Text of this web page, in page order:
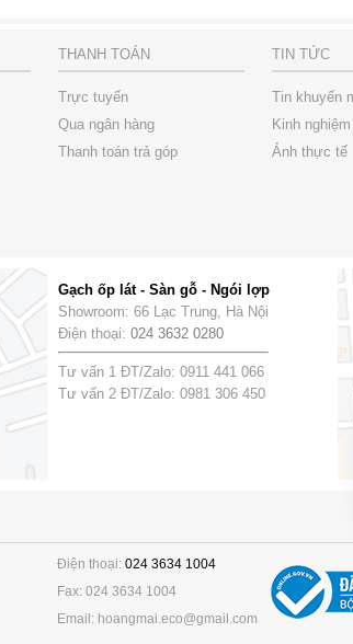
THANH TOÁN
Trực tuyến
Qua ngân hàng
Thanh toán trả góp
TIN TỨC
Tin khuyến
Kinh nghiệm
Ảnh thực tế
Gạch ốp lát - Sàn gỗ - Ngói lợp
Showroom: 66 Lạc Trung, Hà Nội
Điện thoại: 024 3632 0280
Tư vấn 1 ĐT/Zalo: 0911 441 066
Tư vấn 2 ĐT/Zalo: 0981 306 450
Điện thoại: 024 3634 1004
Fax: 024 3634 1004
Email: hoangmai.eco@gmail.com